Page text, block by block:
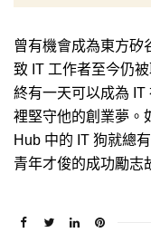
曾有機會成為東方矽
致 IT 工作者至今仍
終有一天可以成為
裡堅守他的創業夢。
Hub 中的 IT 狗就總
青年才俊的成功勵志